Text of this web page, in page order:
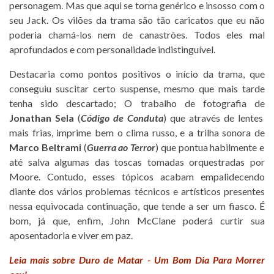
personagem. Mas que aqui se torna genérico e insosso com o
seu Jack. Os vilões da trama são tão caricatos que eu não
poderia chamá-los nem de canastrões. Todos eles mal
aprofundados e com personalidade indistinguível.
Destacaria como pontos positivos o início da trama, que
conseguiu suscitar certo suspense, mesmo que mais tarde
tenha sido descartado; O trabalho de fotografia de
Jonathan Sela (Código de Conduta) que através de lentes
mais frias, imprime bem o clima russo, e a trilha sonora de
Marco Beltrami(Guerra ao Terror) que pontua habilmente e
até salva algumas das toscas tomadas orquestradas por
Moore. Contudo, esses tópicos acabam empalidecendo
diante dos vários problemas técnicos e artísticos presentes
nessa equivocada continuação, que tende a ser um fiasco. É
bom, já que, enfim, John McClane poderá curtir sua
aposentadoria e viver em paz.
Leia mais sobre Duro de Matar - Um Bom Dia Para Morrer